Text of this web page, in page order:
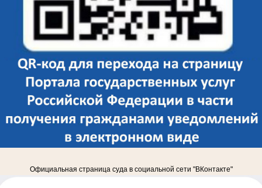
Официальная страница суда в социальной сети "ВКонтакте"